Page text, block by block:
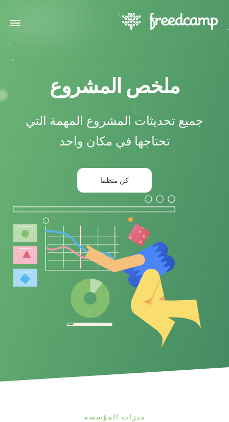
ملخص المشروع
جميع تحديثات المشروع المهمة التي
تحتاجها في مكان واحد
كن منظما
ميزات المؤسسة